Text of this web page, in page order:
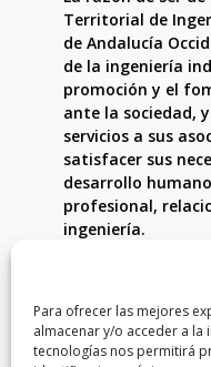
Para ofrecer las mejores
almacenar y/o acceder a
tecnologías nos permitirá
Territorial de
de Andalucía
de la ingeniería
promoción y el
ante la sociedad,
servicios a sus
satisfacer sus
desarrollo
profesional,
ingeniería.